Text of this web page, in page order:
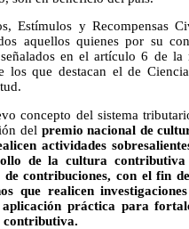
Estímulos y Recompensas
aquellos quienes por su
en el artículo 6 de
los que destacan el de
concepto del sistema
del premio nacional de
actividades
de la cultura
contribuciones, con el fin
que realicen
práctica para
contributiva.